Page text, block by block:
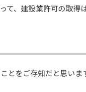
、建設業許可の取得
とをご存知だと思いま